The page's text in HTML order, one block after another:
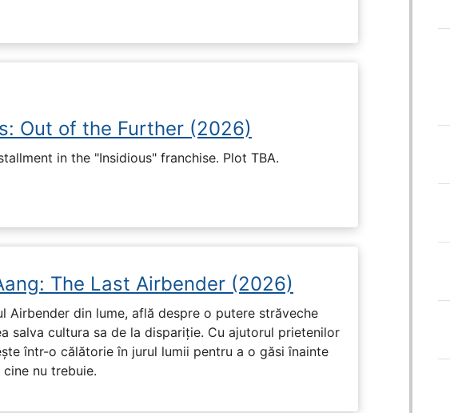
Out of the Further (2026)
in the "Insidious" franchise. Plot TBA.
The Last Airbender (2026)
Airbender din lume, află despre o putere străveche
salva cultura sa de la dispariție. Cu ajutorul prietenilor
într-o călătorie în jurul lumii pentru a o găsi înainte
cine nu trebuie.